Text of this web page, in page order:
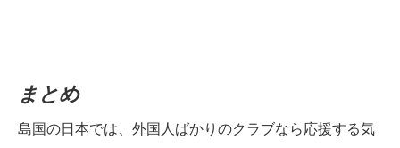
まとめ
島国の日本では、外国人ばかりのクラブなら応援する気